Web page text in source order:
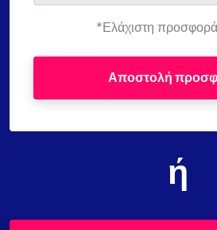
*Ελάχιστη
Αποστολή
ή